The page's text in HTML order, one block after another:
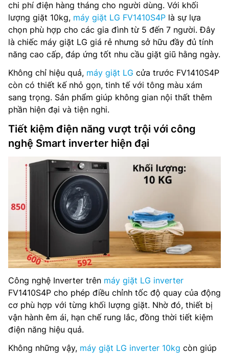
chi phí điện hàng tháng cho người dùng. Với khối
lượng giặt 10kg, máy giặt LG FV1410S4P là sự lựa
chọn phù hợp cho các gia đình từ 5 đến 7 người. Đây
là chiếc máy giặt LG giá rẻ nhưng sở hữu đầy đủ tính
năng cao cấp, đáp ứng tốt nhu cầu giặt giũ hằng ngày.
Không chỉ hiệu quả, máy giặt LG cửa trước FV1410S4P
còn có thiết kế nhỏ gọn, tinh tế với tông màu xám
sang trọng. Sản phẩm giúp không gian nội thất thêm
phần hiện đại và tiện nghi.
Tiết kiệm điện năng vượt trội với công
nghệ Smart inverter hiện đại
Công nghệ Inverter trên máy giặt LG inverter
FV1410S4P cho phép điều chỉnh tốc độ quay của động
cơ phù hợp với từng khối lượng giặt. Nhờ đó, thiết bị
vận hành êm ái, hạn chế rung lắc, đồng thời tiết kiệm
điện năng hiệu quả.
Không những vậy, máy giặt LG inverter 10kg còn giúp